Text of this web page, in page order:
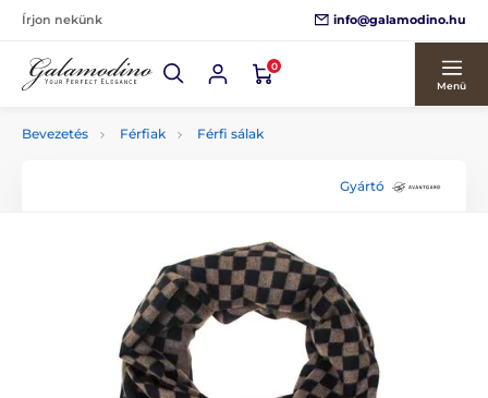
Írjon nekünk info@galamodino.hu
0
Menü
Bevezetés Férfiak Férfi sálak
Gyártó